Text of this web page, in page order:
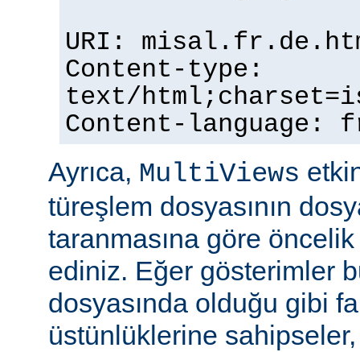
URI:
Content-type:
text/
Content-language:
Ayrıca, MultiViews
türeşlem dosyasının
taranmasına göre
ediniz. Eğer gösterimler
dosyasında olduğu gibi
üstünlüklerine